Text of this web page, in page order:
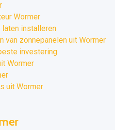
Wormer
laten installeren
van zonnepanelen uit Wormer
investering
Wormer
uit Wormer